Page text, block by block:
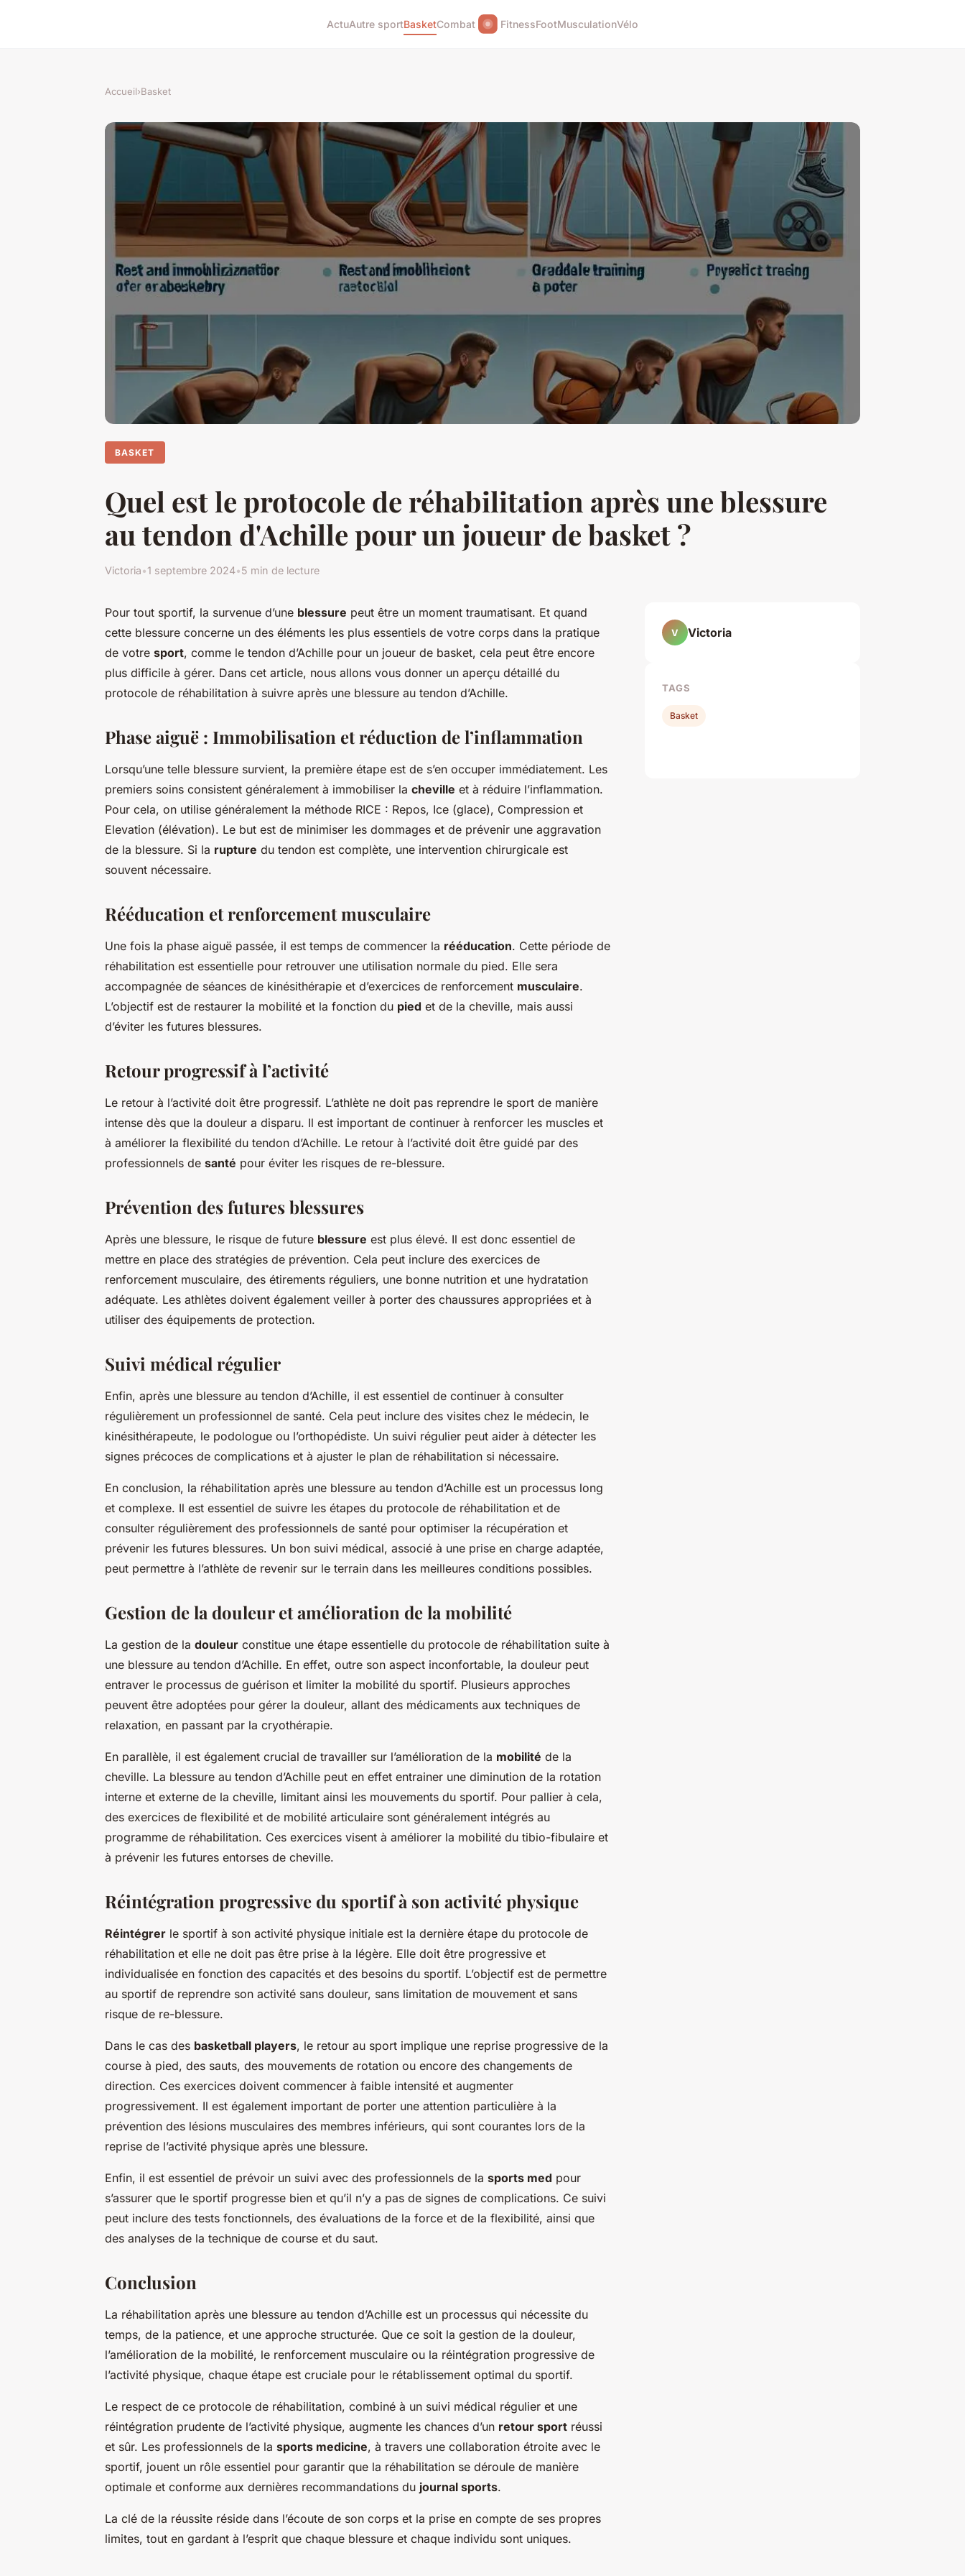
ActuAutre sportBasketCombat FitnessFootMusculationVélo
Accueil›Basket
BASKET
Quel est le protocole de réhabilitation après une blessure
au tendon d'Achille pour un joueur de basket ?
Victoria•1 septembre 2024•5 min de lecture
Pour tout sportif, la survenue d’une blessure peut être un moment traumatisant. Et quand
cette blessure concerne un des éléments les plus essentiels de votre corps dans la pratique
de votre sport, comme le tendon d’Achille pour un joueur de basket, cela peut être encore
plus difficile à gérer. Dans cet article, nous allons vous donner un aperçu détaillé du
protocole de réhabilitation à suivre après une blessure au tendon d’Achille.
Phase aiguë : Immobilisation et réduction de l’inflammation
Lorsqu’une telle blessure survient, la première étape est de s’en occuper immédiatement. Les
premiers soins consistent généralement à immobiliser la cheville et à réduire l’inflammation.
Pour cela, on utilise généralement la méthode RICE : Repos, Ice (glace), Compression et
Elevation (élévation). Le but est de minimiser les dommages et de prévenir une aggravation
de la blessure. Si la rupture du tendon est complète, une intervention chirurgicale est
souvent nécessaire.
Rééducation et renforcement musculaire
Une fois la phase aiguë passée, il est temps de commencer la rééducation. Cette période de
réhabilitation est essentielle pour retrouver une utilisation normale du pied. Elle sera
accompagnée de séances de kinésithérapie et d’exercices de renforcement musculaire.
L’objectif est de restaurer la mobilité et la fonction du pied et de la cheville, mais aussi
d’éviter les futures blessures.
Retour progressif à l’activité
Le retour à l’activité doit être progressif. L’athlète ne doit pas reprendre le sport de manière
intense dès que la douleur a disparu. Il est important de continuer à renforcer les muscles et
à améliorer la flexibilité du tendon d’Achille. Le retour à l’activité doit être guidé par des
professionnels de santé pour éviter les risques de re-blessure.
Prévention des futures blessures
Après une blessure, le risque de future blessure est plus élevé. Il est donc essentiel de
mettre en place des stratégies de prévention. Cela peut inclure des exercices de
renforcement musculaire, des étirements réguliers, une bonne nutrition et une hydratation
adéquate. Les athlètes doivent également veiller à porter des chaussures appropriées et à
utiliser des équipements de protection.
Suivi médical régulier
Enfin, après une blessure au tendon d’Achille, il est essentiel de continuer à consulter
régulièrement un professionnel de santé. Cela peut inclure des visites chez le médecin, le
kinésithérapeute, le podologue ou l’orthopédiste. Un suivi régulier peut aider à détecter les
signes précoces de complications et à ajuster le plan de réhabilitation si nécessaire.
En conclusion, la réhabilitation après une blessure au tendon d’Achille est un processus long
et complexe. Il est essentiel de suivre les étapes du protocole de réhabilitation et de
consulter régulièrement des professionnels de santé pour optimiser la récupération et
prévenir les futures blessures. Un bon suivi médical, associé à une prise en charge adaptée,
peut permettre à l’athlète de revenir sur le terrain dans les meilleures conditions possibles.
Gestion de la douleur et amélioration de la mobilité
La gestion de la douleur constitue une étape essentielle du protocole de réhabilitation suite à
une blessure au tendon d’Achille. En effet, outre son aspect inconfortable, la douleur peut
entraver le processus de guérison et limiter la mobilité du sportif. Plusieurs approches
peuvent être adoptées pour gérer la douleur, allant des médicaments aux techniques de
relaxation, en passant par la cryothérapie.
En parallèle, il est également crucial de travailler sur l’amélioration de la mobilité de la
cheville. La blessure au tendon d’Achille peut en effet entrainer une diminution de la rotation
interne et externe de la cheville, limitant ainsi les mouvements du sportif. Pour pallier à cela,
des exercices de flexibilité et de mobilité articulaire sont généralement intégrés au
programme de réhabilitation. Ces exercices visent à améliorer la mobilité du tibio-fibulaire et
à prévenir les futures entorses de cheville.
Réintégration progressive du sportif à son activité physique
Réintégrer le sportif à son activité physique initiale est la dernière étape du protocole de
réhabilitation et elle ne doit pas être prise à la légère. Elle doit être progressive et
individualisée en fonction des capacités et des besoins du sportif. L’objectif est de permettre
au sportif de reprendre son activité sans douleur, sans limitation de mouvement et sans
risque de re-blessure.
Dans le cas des basketball players, le retour au sport implique une reprise progressive de la
course à pied, des sauts, des mouvements de rotation ou encore des changements de
direction. Ces exercices doivent commencer à faible intensité et augmenter
progressivement. Il est également important de porter une attention particulière à la
prévention des lésions musculaires des membres inférieurs, qui sont courantes lors de la
reprise de l’activité physique après une blessure.
Enfin, il est essentiel de prévoir un suivi avec des professionnels de la sports med pour
s’assurer que le sportif progresse bien et qu’il n’y a pas de signes de complications. Ce suivi
peut inclure des tests fonctionnels, des évaluations de la force et de la flexibilité, ainsi que
des analyses de la technique de course et du saut.
Conclusion
La réhabilitation après une blessure au tendon d’Achille est un processus qui nécessite du
temps, de la patience, et une approche structurée. Que ce soit la gestion de la douleur,
l’amélioration de la mobilité, le renforcement musculaire ou la réintégration progressive de
l’activité physique, chaque étape est cruciale pour le rétablissement optimal du sportif.
Le respect de ce protocole de réhabilitation, combiné à un suivi médical régulier et une
réintégration prudente de l’activité physique, augmente les chances d’un retour sport réussi
et sûr. Les professionnels de la sports medicine, à travers une collaboration étroite avec le
sportif, jouent un rôle essentiel pour garantir que la réhabilitation se déroule de manière
optimale et conforme aux dernières recommandations du journal sports.
La clé de la réussite réside dans l’écoute de son corps et la prise en compte de ses propres
limites, tout en gardant à l’esprit que chaque blessure et chaque individu sont uniques.
V Victoria
TAGS
Basket